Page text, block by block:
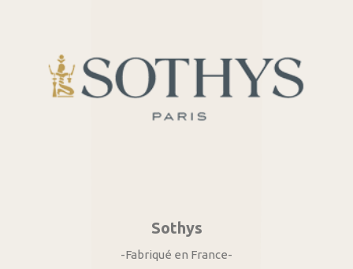
Sothys
-Fabriqué en France-